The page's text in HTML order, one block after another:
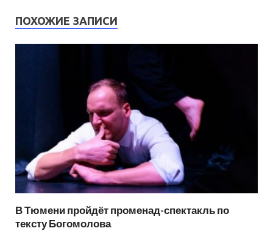
ПОХОЖИЕ ЗАПИСИ
В Тюмени пройдёт променад-спектакль по
тексту Богомолова